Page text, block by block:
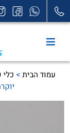
עמוד הבית >